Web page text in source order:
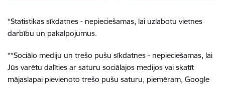
*Statistikas sīkdatnes - nepieciešamas, lai uzlabotu vietnes
darbību un pakalpojumus.
**Sociālo mediju un trešo pušu sīkdatnes - nepieciešamas, lai
Jūs varētu dalīties ar saturu sociālajos medijos vai skatīt
mājaslapai pievienoto trešo pušu saturu, piemēram, Google